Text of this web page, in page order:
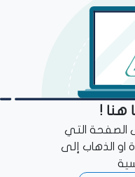
هنا !
الصفحة التي
او الذهاب إلى